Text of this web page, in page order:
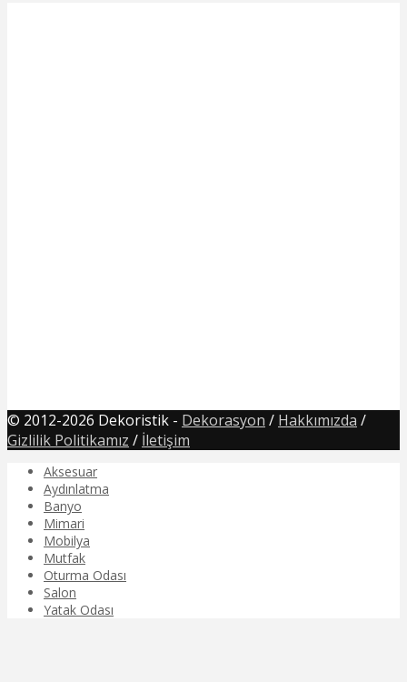
© 2012-2026 Dekoristik - Dekorasyon / Hakkımızda /
Gizlilik Politikamız / İletişim
Aksesuar
Aydınlatma
Banyo
Mimari
Mobilya
Mutfak
Oturma Odası
Salon
Yatak Odası